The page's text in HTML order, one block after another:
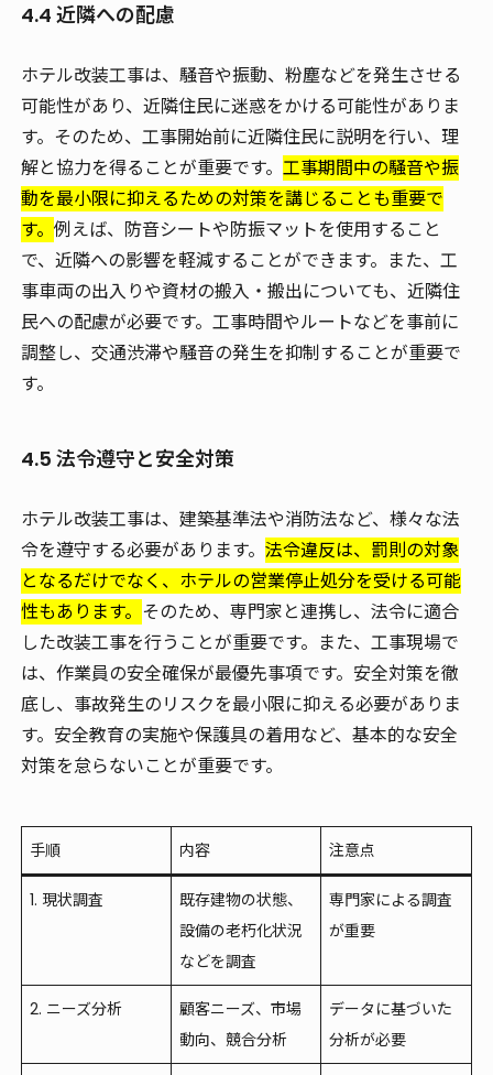
4.4 近隣への配慮
ホテル改装工事は、騒音や振動、粉塵などを発生させる
可能性があり、近隣住民に迷惑をかける可能性がありま
す。そのため、工事開始前に近隣住民に説明を行い、理
解と協力を得ることが重要です。 工事期間中の騒音や振
動を最小限に抑えるための対策を講じることも重要で
す。 例えば、防音シートや防振マットを使用すること
で、近隣への影響を軽減することができます。また、工
事車両の出入りや資材の搬入・搬出についても、近隣住
民への配慮が必要です。工事時間やルートなどを事前に
調整し、交通渋滞や騒音の発生を抑制することが重要で
す。
4.5 法令遵守と安全対策
ホテル改装工事は、建築基準法や消防法など、様々な法
令を遵守する必要があります。 法令違反は、罰則の対象
となるだけでなく、ホテルの営業停止処分を受ける可能
性もあります。 そのため、専門家と連携し、法令に適合
した改装工事を行うことが重要です。また、工事現場で
は、作業員の安全確保が最優先事項です。安全対策を徹
底し、事故発生のリスクを最小限に抑える必要がありま
す。安全教育の実施や保護具の着用など、基本的な安全
対策を怠らないことが重要です。
手順 内容 注意点
1. 現状調査
既存建物の状態、
設備の老朽化状況
などを調査
専門家による調査
が重要
2. ニーズ分析
顧客ニーズ、市場
動向、競合分析
データに基づいた
分析が必要